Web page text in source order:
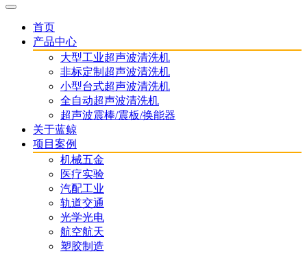
首页
产品中心
大型工业超声波清洗机
非标定制超声波清洗机
小型台式超声波清洗机
全自动超声波清洗机
超声波震棒/震板/换能器
关于蓝鲸
项目案例
机械五金
医疗实验
汽配工业
轨道交通
光学光电
航空航天
塑胶制造